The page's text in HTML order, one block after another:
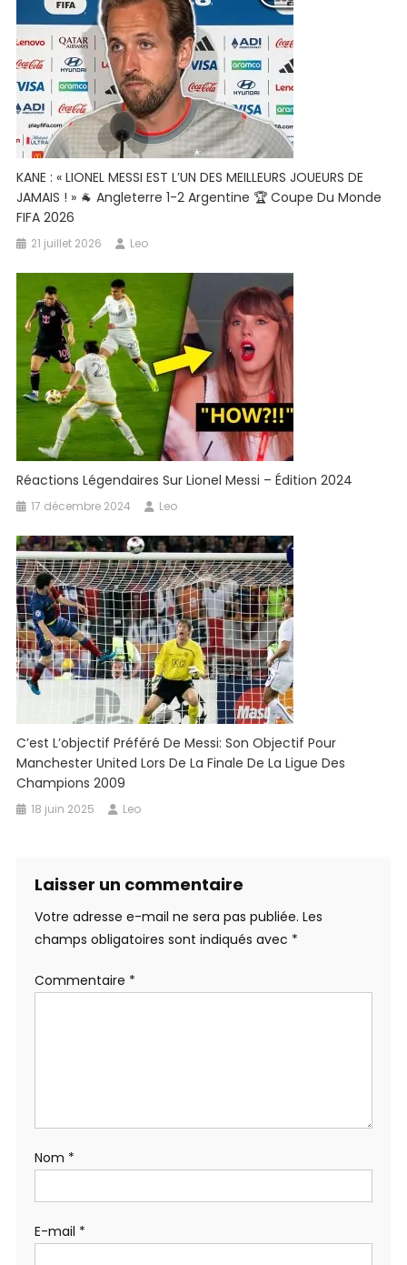
KANE : « LIONEL MESSI EST L’UN DES MEILLEURS JOUEURS DE
JAMAIS ! » 🐐 Angleterre 1-2 Argentine 🏆 Coupe Du Monde
FIFA 2026
21 juillet 2026 Leo
Réactions Légendaires Sur Lionel Messi – Édition 2024
17 décembre 2024 Leo
C’est L’objectif Préféré De Messi: Son Objectif Pour
Manchester United Lors De La Finale De La Ligue Des
Champions 2009
18 juin 2025 Leo
Laisser un commentaire
Votre adresse e-mail ne sera pas publiée. Les
champs obligatoires sont indiqués avec *
Commentaire *
Nom *
E-mail *